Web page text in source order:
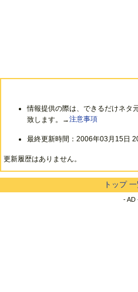
情報提供の際は、できるだけネタ
致します。→注意事項
最終更新時間：2006年03月15日
更新履歴はありません。
トップ 一
- AD